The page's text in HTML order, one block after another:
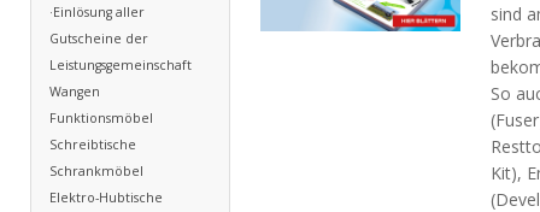
sind
So
Kit),
·Einlösung aller
Gutscheine der
Leistungsgemeinschaft
Wangen
Funktionsmöbel
Schreibtische
Schrankmöbel
Elektro-Hubtische